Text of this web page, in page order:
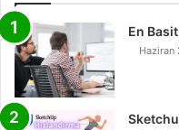
En
Haziran